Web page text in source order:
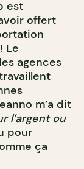
est
offert
Le
agences
m’a dit
l’argent ou
pour
ça